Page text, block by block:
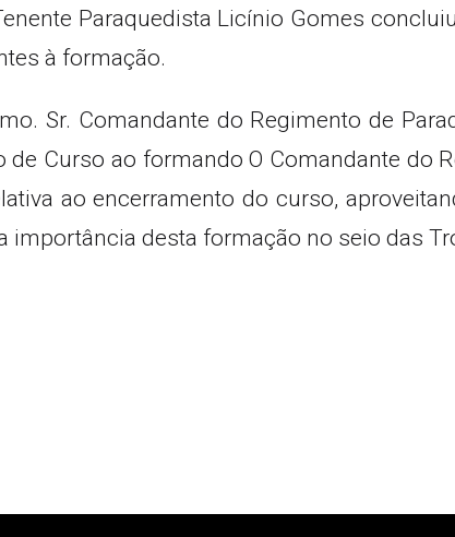
Paraquedista Licínio Gomes
à formação.
Sr. Comandante do Regimento de
Curso ao formando O Comandante do
ao encerramento do curso,
importância desta formação no seio das